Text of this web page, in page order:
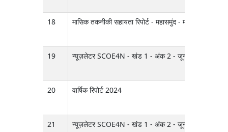
18 मासिक तकनीकी सहायता रिपोर्ट - महासमुंद - मार्च 2025
19 न्यूज़लेटर SCOE4N - खंड 1 - अंक 2 - जून 2025
20 वार्षिक रिपोर्ट 2024
21 न्यूज़लेटर SCOE4N - खंड 1 - अंक 2 - जून 2025